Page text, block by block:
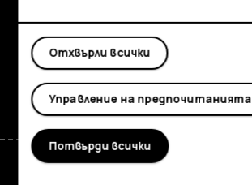
Поддръжка
FacebookInstagram
TiktokYoutube
Отхвърли всички
Управление на предпочитанията
Потвърди всички